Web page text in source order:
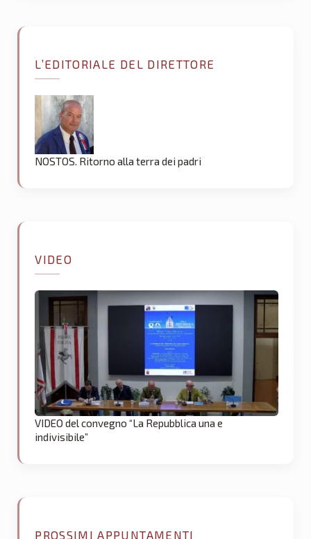
L’EDITORIALE DEL DIRETTORE
NOSTOS. Ritorno alla terra dei padri
VIDEO
VIDEO del convegno “La Repubblica una e
indivisibile”
PROSSIMI APPUNTAMENTI